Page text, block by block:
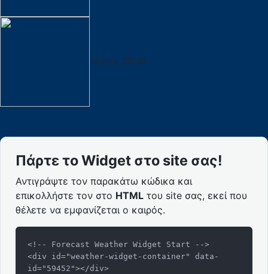
Δύση: 20:35
Πάρτε το Widget στο site σας!
Αντιγράψτε τον παρακάτω κώδικα και
επικολλήστε τον στο HTML του site σας, εκεί που
θέλετε να εμφανίζεται ο καιρός.
<!-- Forecast Weather Widget Start -->
<div id="weather-widget-container" data-
id="59452"></div>